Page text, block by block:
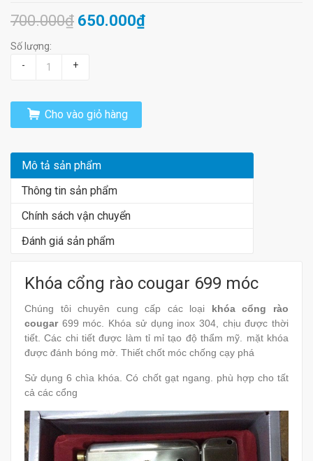
700.000₫ 650.000₫
Số lượng:
-
+
Cho vào giỏ hàng
Mô tả sản phẩm
Thông tin sản phẩm
Chính sách vận chuyển
Đánh giá sản phẩm
Khóa cổng rào cougar 699 móc
Chúng tôi chuyên cung cấp các loại khóa cổng rào
cougar699 móc. Khóa sử dụng inox 304, chịu được thời
tiết. Các chi tiết được làm tỉ mỉ tạo độ thẩm mỹ. mặt khóa
được đánh bóng mờ. Thiết chốt móc chống cạy phá
Sử dụng 6 chìa khóa. Có chốt gạt ngang. phù hợp cho tất
cả các cổng